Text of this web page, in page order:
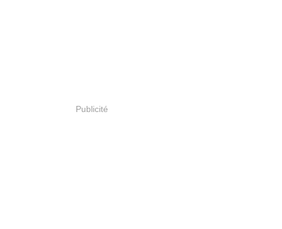
Publicité